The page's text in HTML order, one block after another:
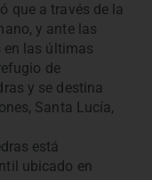
que a través de la
y ante las
las últimas
de
y se destina
Santa Lucía,
está
ubicado en